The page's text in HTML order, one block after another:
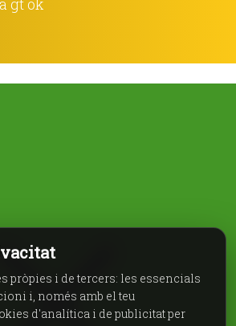
pròpies i de tercers: les essencials
i, només amb el teu
d'analítica i de publicitat per